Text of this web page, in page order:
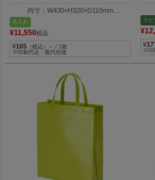
内寸：W430×H320×D110mm
外寸：W320×H320×D110mm
名入れ
¥11,550税込
¥165 （税込）～ ⁄ 1枚
※印刷代込・版代別途
リ
¥
¥
※印